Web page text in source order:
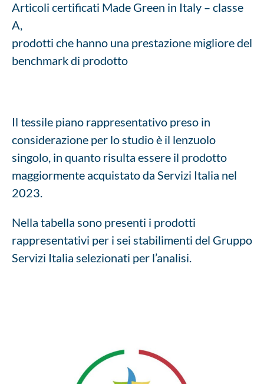
Articoli certificati Made Green in Italy – classe
A,
prodotti che hanno una prestazione migliore del
benchmark di prodotto
Il tessile piano rappresentativo preso in
considerazione per lo studio è il lenzuolo
singolo, in quanto risulta essere il prodotto
maggiormente acquistato da Servizi Italia nel
2023.
Nella tabella sono presenti i prodotti
rappresentativi per i sei stabilimenti del Gruppo
Servizi Italia selezionati per l’analisi.